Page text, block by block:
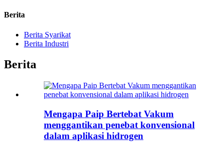
Berita
Berita Syarikat
Berita Industri
Berita
Mengapa Paip Bertebat Vakum
menggantikan penebat konvensional
dalam aplikasi hidrogen